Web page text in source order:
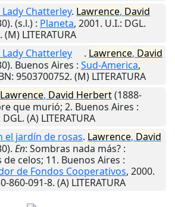
Chatterley. Lawrence, David
(s.l.) : Planeta, 2001. U.I.: DGL.
LITERATURA
Chatterley
. Lawrence, David
Buenos Aires : Sud-America,
9503700752. (M) LITERATURA
Lawrence, David Herbert(1888-
que murió; 2. Buenos Aires :
DGL. (A) LITERATURA
el jardín de rosas. Lawrence, David
En: Sombras nada más? :
celos; 11. Buenos Aires :
de Fondos Cooperativos, 2000.
860-091-8. (A) LITERATURA